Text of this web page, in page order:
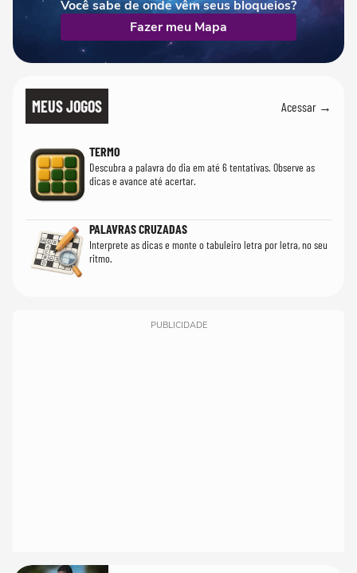
Você sabe de onde vêm seus bloqueios?
Fazer meu Mapa
MEUS JOGOS Acessar →
TERMO
Descubra a palavra do dia em até 6 tentativas. Observe as
dicas e avance até acertar.
PALAVRAS CRUZADAS
Interprete as dicas e monte o tabuleiro letra por letra, no seu
ritmo.
PUBLICIDADE